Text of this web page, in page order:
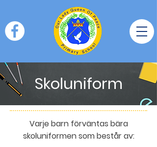
Skoluniform
Varje barn förväntas bära
skoluniformen som består av: